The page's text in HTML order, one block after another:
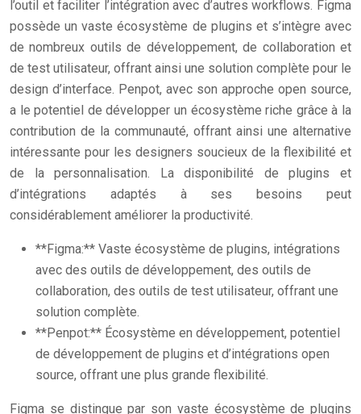
l’outil et faciliter l’intégration avec d’autres workflows. Figma
possède un vaste écosystème de plugins et s’intègre avec
de nombreux outils de développement, de collaboration et
de test utilisateur, offrant ainsi une solution complète pour le
design d’interface. Penpot, avec son approche open source,
a le potentiel de développer un écosystème riche grâce à la
contribution de la communauté, offrant ainsi une alternative
intéressante pour les designers soucieux de la flexibilité et
de la personnalisation. La disponibilité de plugins et
d’intégrations adaptés à ses besoins peut
considérablement améliorer la productivité.
**Figma:** Vaste écosystème de plugins, intégrations
avec des outils de développement, des outils de
collaboration, des outils de test utilisateur, offrant une
solution complète.
**Penpot:** Écosystème en développement, potentiel
de développement de plugins et d’intégrations open
source, offrant une plus grande flexibilité.
Figma se distingue par son vaste écosystème de plugins